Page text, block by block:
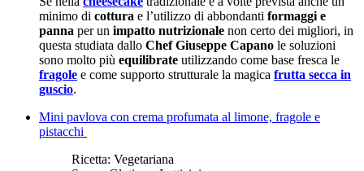
minimo di cottura e l’utilizzo di abbondanti formaggi e
panna per un impatto nutrizionale non certo dei migliori, in
questa studiata dallo Chef Giuseppe Capano le soluzioni
sono molto più equilibrate utilizzando come base fresca le
fragole e come supporto strutturale la magica frutta secca in
guscio.
Mini pavlova con crema profumata al limone, fragole e
pistacchi
Ricetta: Vegetariana